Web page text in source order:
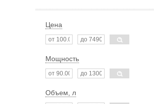
Цена
Мощность
Объем, л